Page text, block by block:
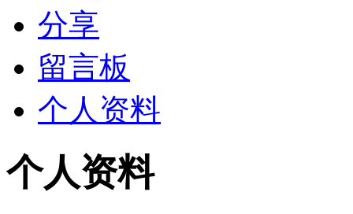
分享
留言板
个人资料
个人资料